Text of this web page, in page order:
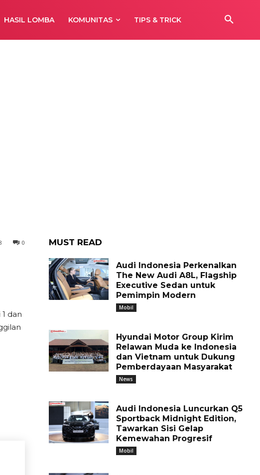
HASIL LOMBA KOMUNITAS TIPS & TRICK
0
dan
MUST READ
Audi Indonesia Perkenalkan
The New Audi A8L, Flagship
Executive Sedan untuk
Pemimpin Modern
Mobil
Hyundai Motor Group Kirim
Relawan Muda ke Indonesia
dan Vietnam untuk Dukung
Pemberdayaan Masyarakat
News
Audi Indonesia Luncurkan Q5
Sportback Midnight Edition,
Tawarkan Sisi Gelap
Kemewahan Progresif
Mobil